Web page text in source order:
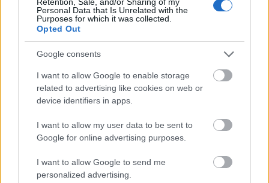
Personal Data that Is Unrelated with the
Purposes for which it was collected.
Opted Out
Google consents
I want to allow Google to enable storage
related to advertising like cookies on web or
device identifiers in apps.
I want to allow my user data to be sent to
Google for online advertising purposes.
I want to allow Google to send me
personalized advertising.
rossz. - A visztávká nőnemű, így a pláhájá lenne a
megfelelő forma. Ez a kis nyelvi bukfenc
hozzájárulhatott ahhoz, hogy Glück mondata a
rendszer lényegére rátapintó kis lokális szállóigévé
--------------------
Glück Gábor festőművész, grafikus
MÁRAMAROSSZIGET, 1912 - 1983, UNGVÁR